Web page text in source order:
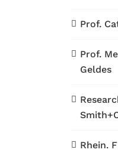
Prof.
Prof.
Geldes
Rhein.